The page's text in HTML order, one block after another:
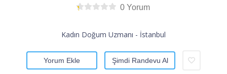
0 Yorum
Kadın Doğum Uzmanı - İstanbul
Yorum Ekle Şimdi Randevu Al